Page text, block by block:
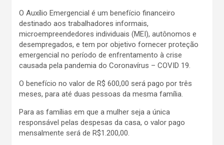
O Auxílio Emergencial é um benefício financeiro
destinado aos trabalhadores informais,
microempreendedores individuais (MEI), autônomos e
desempregados, e tem por objetivo fornecer proteção
emergencial no período de enfrentamento à crise
causada pela pandemia do Coronavírus – COVID 19.
O benefício no valor de R$ 600,00 será pago por três
meses, para até duas pessoas da mesma família.
Para as famílias em que a mulher seja a única
responsável pelas despesas da casa, o valor pago
mensalmente será de R$1.200,00.